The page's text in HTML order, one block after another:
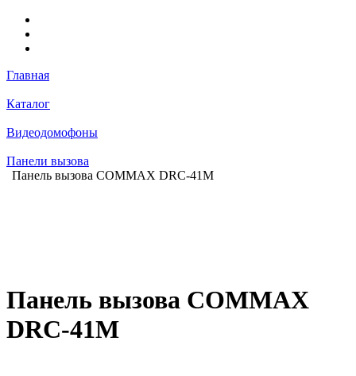
Главная
Каталог
Видеодомофоны
Панели вызова
Панель вызова COMMAX DRC-41M
Панель вызова COMMAX
DRC-41M